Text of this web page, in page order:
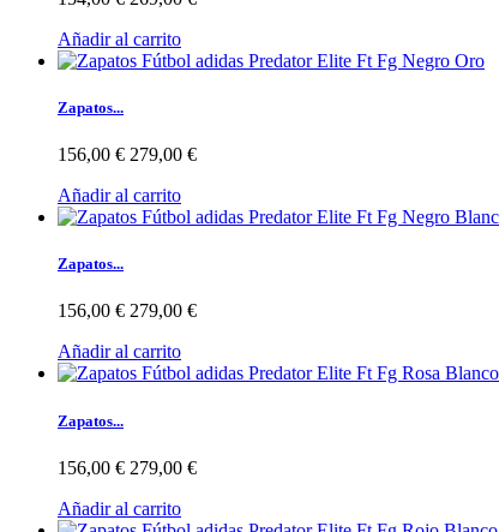
Añadir al carrito
Zapatos...
156,00 € 279,00 €
Añadir al carrito
Zapatos...
156,00 € 279,00 €
Añadir al carrito
Zapatos...
156,00 € 279,00 €
Añadir al carrito